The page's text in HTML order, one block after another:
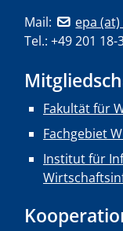
Mail:
epa
Tel.: +49 201 18-
Fakultät für
Fachgebiet
Institut für